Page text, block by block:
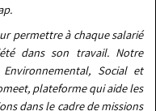
permettre à chaque salarié
dans son travail. Notre
Social et
plateforme qui aide les
dans le cadre de missions